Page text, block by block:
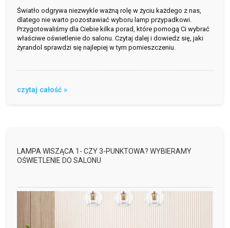
Światło odgrywa niezwykle ważną rolę w życiu każdego z nas,
dlatego nie warto pozostawiać wyboru lamp przypadkowi.
Przygotowaliśmy dla Ciebie kilka porad, które pomogą Ci wybrać
właściwe oświetlenie do salonu. Czytaj dalej i dowiedz się, jaki
żyrandol sprawdzi się najlepiej w tym pomieszczeniu.
czytaj całość »
LAMPA WISZĄCA 1- CZY 3-PUNKTOWA? WYBIERAMY
OŚWIETLENIE DO SALONU